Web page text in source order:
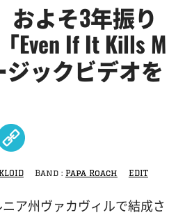
およそ3年振り
Even If It Kills M
ックビデオを
Band : Papa Roach EDIT
ア州ヴァカヴィルで結成さ